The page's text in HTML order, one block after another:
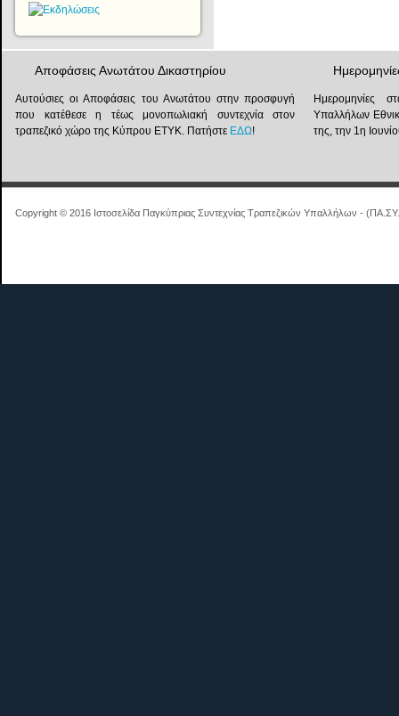
Αποφάσεις Ανωτάτου Δικαστηρίου
Αυτούσιες οι Αποφάσεις του Ανωτάτου στην προσφυγή
που κατέθεσε η τέως μονοπωλιακή συντεχνία στον
τραπεζικό χώρο της Κύπρου ΕΤΥΚ. Πατήστε ΕΔΩ!
Ημερομηνίες
Υπαλλήλων
της, την 1η
Copyright © 2016 Ιστοσελίδα Παγκύπριας Συντεχνίας Τραπεζικών Υπαλλήλων -